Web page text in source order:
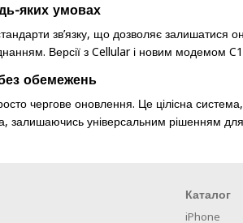
яких умовах
зв’язку, що дозволяє
Версії з Cellular і новим модемом
обемежень
чергове оновлення. Це цілісна система,
залишаючись універсальним рішенням
Каталог
iPhone